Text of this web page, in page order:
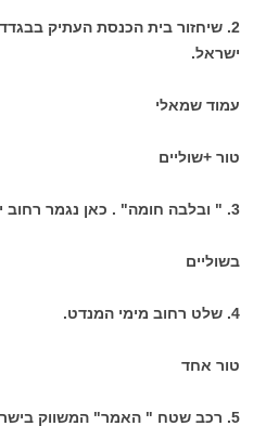
2. שיחזור בית הכנסת העתיק
ישראל.
עמוד שמאלי
טור +שוליים
3. " ובלבה חומה" . כאן נגמר רחוב יפו עד שנת 1967.
בשוליים
4. שלט רחוב מימי המנדט.
טור אחד
5. רכב שטח " האמר" המשווק בישראל.